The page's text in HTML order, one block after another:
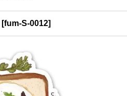
[fum-S-0012]